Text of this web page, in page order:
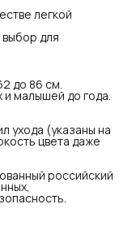
легкой
для
до 86 см.
малышей до года.
ухода (указаны на
цвета даже
российский